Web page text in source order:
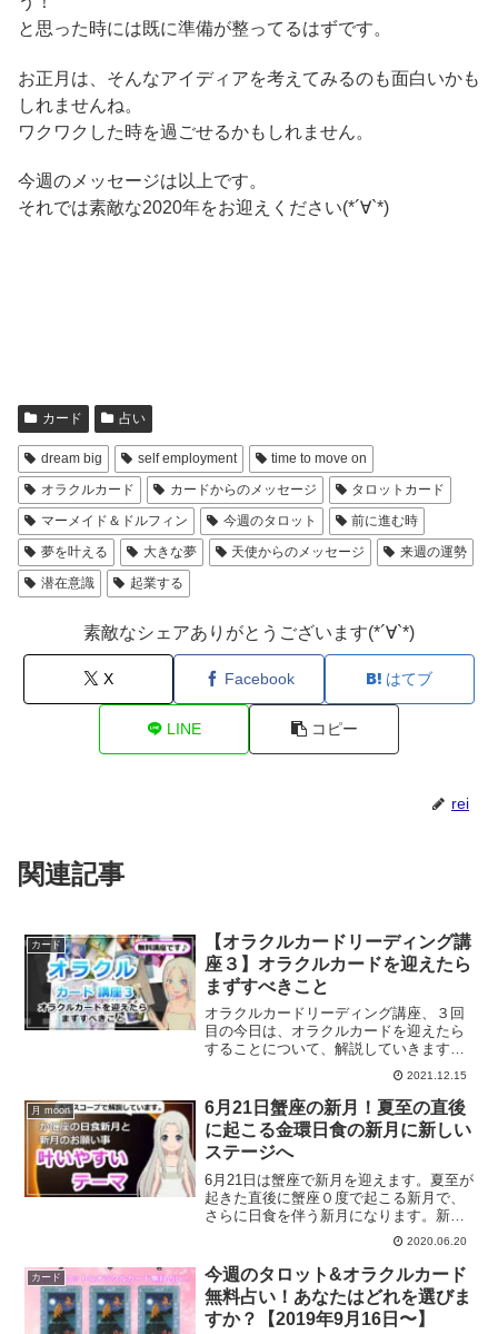
と思った時には既に準備が整ってるはずです。
お正月は、そんなアイディアを考えてみるのも面白いかも
しれませんね。
ワクワクした時を過ごせるかもしれません。
今週のメッセージは以上です。
それでは素敵な2020年をお迎えください(*´∀`*)
カード 占い
dream big self employment
time to move on
オラクルカード
カードからのメッセージ
タロットカード
マーメイド＆ドルフィン
今週のタロット
前に進む時
夢を叶える
大きな夢 天使からのメッセージ
来週の運勢
潜在意識
起業する
素敵なシェアありがとうございます(*´∀`*)
X Facebook はてブ
LINE コピー
rei
関連記事
カード
【オラクルカードリーディング講
座３】オラクルカードを迎えたら
まずすべきこと
オラクルカードリーディング講座、３回
目の今日は、オラクルカードを迎えたら
することについて、解説していきます。
オラクルカードの浄化の方法とは？2021.12.15
月 moon
6月21日蟹座の新月！夏至の直後
に起こる金環日食の新月に新しい
ステージへ
6月21日は蟹座で新月を迎えます。夏至が
起きた直後に蟹座０度で起こる新月で、
さらに日食を伴う新月になります。新し
いステージに向かっていく新月と言えま
すね。蟹座の金環日食の新月について解
説していきます。
2020.06.20
カード
今週のタロット&オラクルカード
無料占い！あなたはどれを選びま
すか？【2019年9月16日〜】